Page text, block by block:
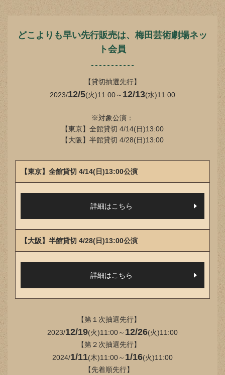
どこよりも早い先行販売は、梅田芸術劇場ネッ
ト会員
【貸切抽選先行】
2023/12/5(火)11:00～ 12/13(水)11:00
※対象公演：
【東京】全館貸切 4/14(日)13:00
【大阪】半館貸切 4/28(日)13:00
【東京】全館貸切 4/14(日)13:00公演
詳細はこちら
【大阪】半館貸切 4/28(日)13:00公演
詳細はこちら
【第１次抽選先行】
2023/12/19(火)11:00～ 12/26(火)11:00
【第２次抽選先行】
2024/1/11(木)11:00～ 1/16(火)11:00
【先着順先行】